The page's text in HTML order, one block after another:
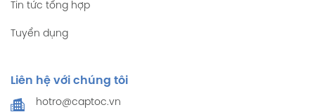
Tin tức tổng hợp
Tuyển dụng
Liên hệ với chúng tôi
hotro@captoc.vn